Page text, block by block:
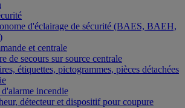
d'éclairage de sécurité (BAES, BAEH,
et centrale
de secours sur source centrale
étiquettes, pictogrammes, pièces détachées
incendie
détecteur et dispositif pour coupure